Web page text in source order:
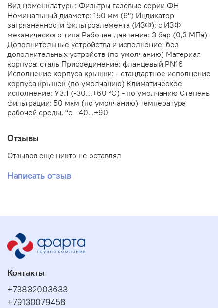
Вид номенклатуры: Фильтры газовые серии ФН
Номинальный диаметр: 150 мм (6") Индикатор
загрязненности фильтроэлемента (ИЗФ): с ИЗФ
механического типа Рабочее давление: 3 бар (0,3 МПа)
Дополнительные устройства и исполнение: без
дополнительных устройств (по умолчанию) Материал
корпуса: сталь Присоединение: фланцевый PN16
Исполнение корпуса крышки: - стандартное исполнение
корпуса крышек (по умолчанию) Климатическое
исполнение: У3.1 (-30…+60 °С) - по умолчанию Степень
фильтрации: 50 мкм (по умолчанию) температура
рабочей среды, °с: -40...+90
Отзывы
Отзывов еще никто не оставлял
Написать отзыв
Контакты
+73832003633
+79130079458